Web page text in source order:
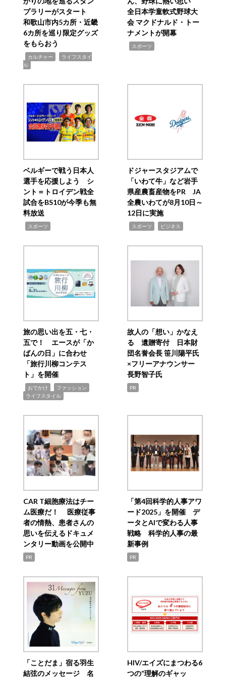
プラリーがスタート
和歌山市内5カ所・近畿
6カ所を巡り限定グッズ
をもらおう
カルチャー
ライフスタイ
ル
全日本学童軟式野球大
会 マクドナルド・トー
ナメントが開幕
スポーツ
ベルギーで戦う日本人
選手を応援しよう シ
ント＝トロイデン戦全
試合をBS10が今季も無
料放送
スポーツ
ドジャースタジアムで
「いわて牛」など岩手
県産農畜産物をPR JA
全農いわてが8月10日～
12日に実施
スポーツ ビジネス
旅の思い出を五・七・
五で！ エースが「か
ばんの日」に合わせ
「旅行川柳コンテス
ト」を開催
おでかけ ファッション
ライフスタイル
故人の「想い」かなえ
る 遺贈寄付 日本財
団名誉会長 笹川陽平氏
×フリーアナウンサー
長野智子氏
PR
CAR T細胞療法はチー
ム医療だ！ 医療従事
者の情熱、患者さんの
思いを伝えるドキュメ
ンタリー動画を公開中
PR
「第4回科学的人事アワ
ード2025」を開催 デ
ータとAIで変わる人事
戦略 科学的人事の最
新事例
PR
「ことだま」宿る羽生
結弦のメッセージ 名
HIV/エイズにまつわる6
つの“理解のギャッ